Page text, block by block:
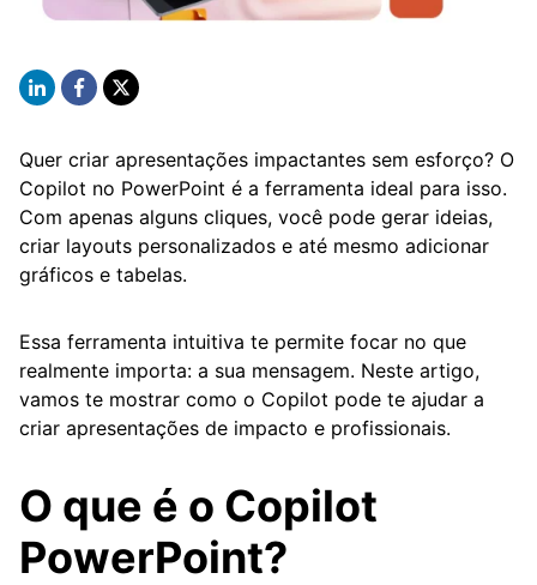
Quer criar apresentações impactantes sem esforço? O
Copilot no PowerPoint é a ferramenta ideal para isso.
Com apenas alguns cliques, você pode gerar ideias,
criar layouts personalizados e até mesmo adicionar
gráficos e tabelas.
Essa ferramenta intuitiva te permite focar no que
realmente importa: a sua mensagem. Neste artigo,
vamos te mostrar como o Copilot pode te ajudar a
criar apresentações de impacto e profissionais.
O que é o Copilot
PowerPoint?